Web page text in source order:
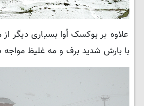
علاوه بر یوکسک اُوا بسیاری دیگر
با بارش شدید برف و مه غلیظ مواجه